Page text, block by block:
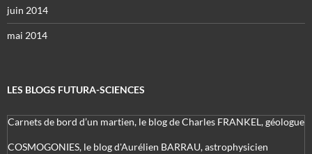
juin 2014
mai 2014
LES BLOGS FUTURA-SCIENCES
Carnets de bord d’un martien, le blog de Charles FRANKEL, géologue
COSMOGONIES, le blog d'Aurélien BARRAU, astrophysicien